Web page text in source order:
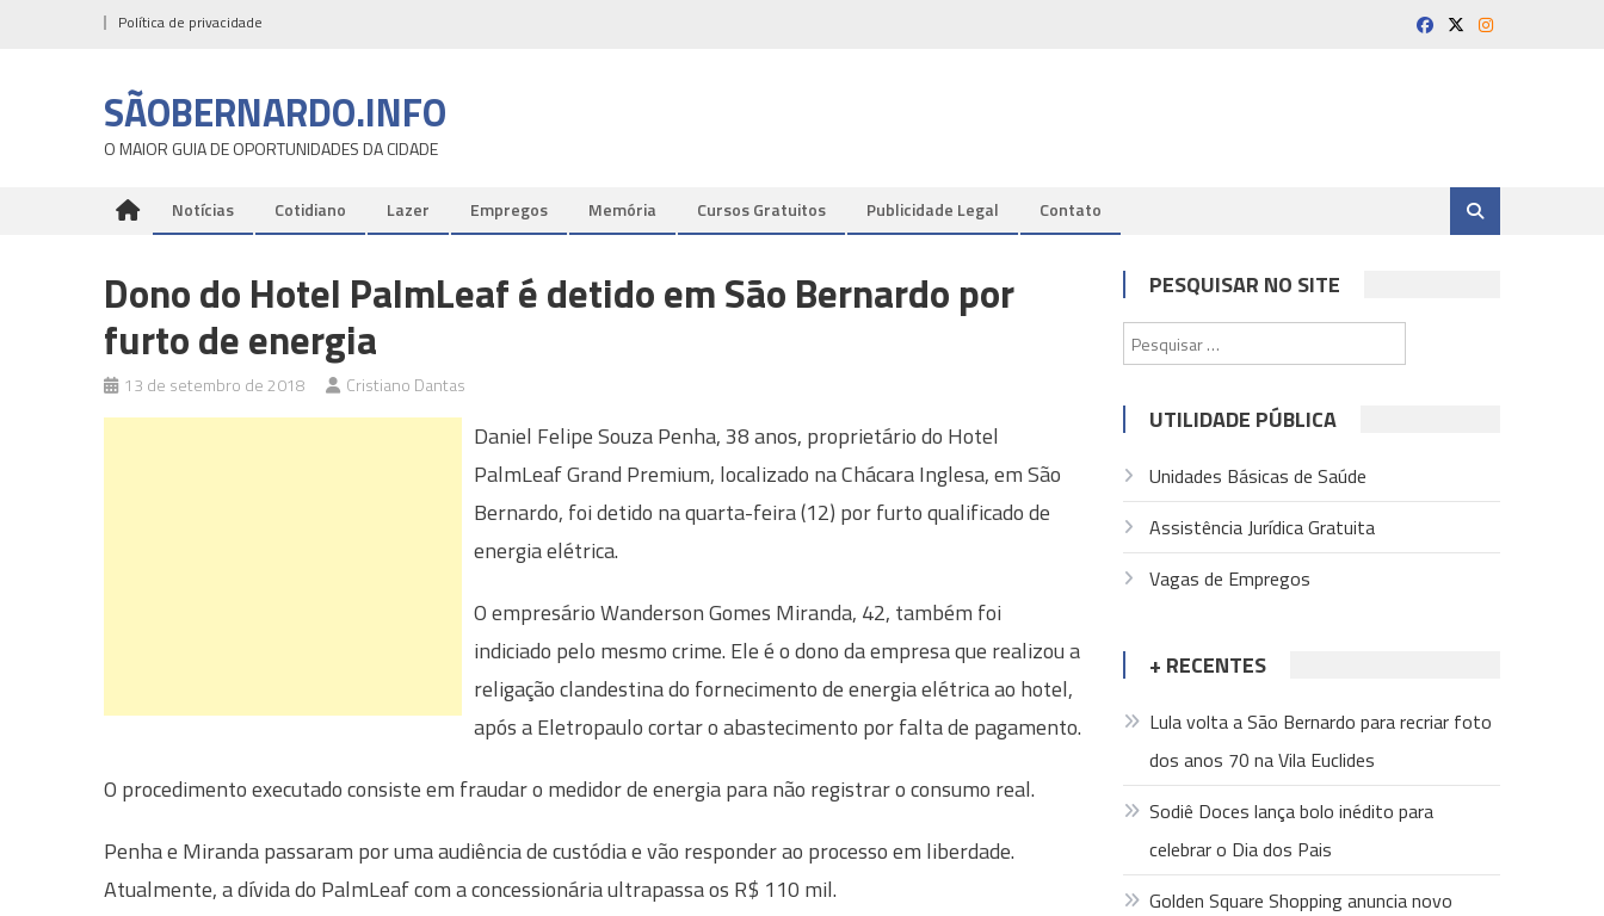
Política de privacidade
SÃOBERNARDO.INFO
O MAIOR GUIA DE OPORTUNIDADES DA CIDADE
Notícias Cotidiano Lazer Empregos Memória Cursos Gratuitos Publicidade Legal Contato
Dono do Hotel PalmLeaf é detido em São Bernardo por
furto de energia
13 de setembro de 2018 Cristiano Dantas
Daniel Felipe Souza Penha, 38 anos, proprietário do Hotel
PalmLeaf Grand Premium, localizado na Chácara Inglesa, em São
Bernardo, foi detido na quarta-feira (12) por furto qualificado de
energia elétrica.
O empresário Wanderson Gomes Miranda, 42, também foi
indiciado pelo mesmo crime. Ele é o dono da empresa que realizou a
religação clandestina do fornecimento de energia elétrica ao hotel,
após a Eletropaulo cortar o abastecimento por falta de pagamento.
O procedimento executado consiste em fraudar o medidor de energia para não registrar o consumo real.
Penha e Miranda passaram por uma audiência de custódia e vão responder ao processo em liberdade.
Atualmente, a dívida do PalmLeaf com a concessionária ultrapassa os R$ 110 mil.
PESQUISAR NO SITE
por:
UTILIDADE PÚBLICA
Unidades Básicas de Saúde
Assistência Jurídica Gratuita
Vagas de Empregos
+ RECENTES
Lula volta a São Bernardo para recriar foto
dos anos 70 na Vila Euclides
Sodiê Doces lança bolo inédito para
celebrar o Dia dos Pais
Golden Square Shopping anuncia novo